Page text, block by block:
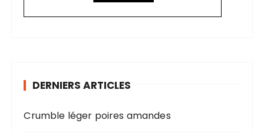
DERNIERS ARTICLES
Crumble léger poires amandes